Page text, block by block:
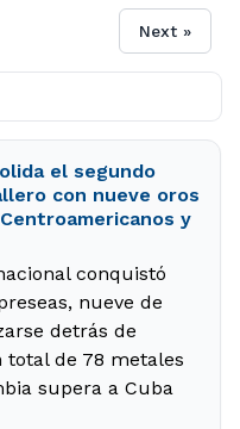
Next »
el segundo
con nueve oros
y
conquistó
nueve de
detrás de
total de 78 metales
supera a Cuba